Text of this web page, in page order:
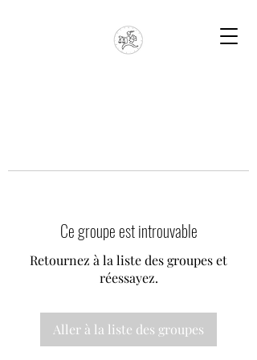
Ce groupe est introuvable
Retournez à la liste des groupes et
réessayez.
Aller à la liste des groupes